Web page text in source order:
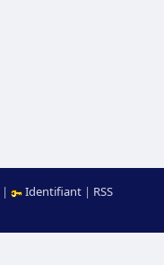
| Identifiant | RSS